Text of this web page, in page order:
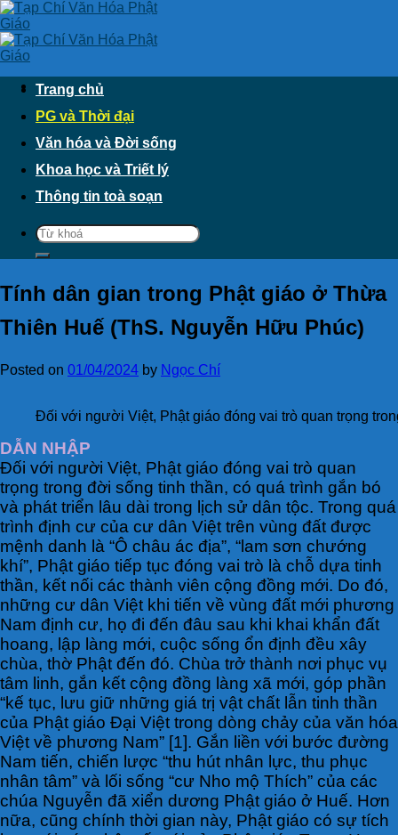
Skip
to
content
Trang chủ
PG và Thời đại
Văn hóa và Đời sống
Khoa học và Triết lý
Thông tin toà soạn
Tính dân gian trong Phật giáo ở Thừa
Thiên Huế (ThS. Nguyễn Hữu Phúc)
Posted on 01/04/2024 by Ngọc Chí
Đối với người Việt, Phật giáo đóng vai trò quan trọng
DẪN NHẬP
Đối với người Việt, Phật giáo đóng vai trò quan
trọng trong đời sống tinh thần, có quá trình gắn bó
và phát triển lâu dài trong lịch sử dân tộc. Trong quá
trình định cư của cư dân Việt trên vùng đất được
mệnh danh là “Ô châu ác địa”, “lam sơn chướng
khí”, Phật giáo tiếp tục đóng vai trò là chỗ dựa tinh
thần, kết nối các thành viên cộng đồng mới. Do đó,
những cư dân Việt khi tiến về vùng đất mới phương
Nam định cư, họ đi đến đâu sau khi khai khẩn đất
hoang, lập làng mới, cuộc sống ổn định đều xây
chùa, thờ Phật đến đó. Chùa trở thành nơi phục vụ
tâm linh, gắn kết cộng đồng làng xã mới, góp phần
“kế tục, lưu giữ những giá trị vật chất lẫn tinh thần
của Phật giáo Đại Việt trong dòng chảy của văn hóa
Việt về phương Nam” [1]. Gắn liền với bước đường
Nam tiến, chiến lược “thu hút nhân lực, thu phục
nhân tâm” và lối sống “cư Nho mộ Thích” của các
chúa Nguyễn đã xiển dương Phật giáo ở Huế. Hơn
nữa, cũng chính thời gian này, Phật giáo có sự tích